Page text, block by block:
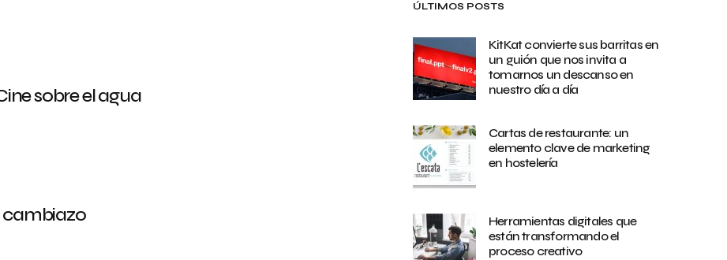
ÚLTIMOS POSTS
KitKat convierte sus barritas en
un guión que nos invita a
tomarnos un descanso en
nuestro día a día
Cartas de restaurante: un
elemento clave de marketing
en hostelería
Herramientas digitales que
están transformando el
proceso creativo
sobre el agua
cambiazo